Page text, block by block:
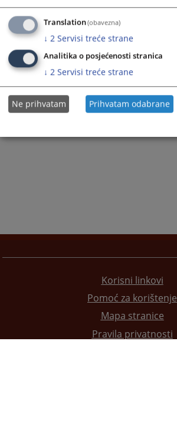
Korisni linkovi
Pomoć za korištenje
Mapa stranice
Pravila privatnosti
Translation(obavezna)
↓ 2 Servisi treće strane
Analitika o posjećenosti stranica
↓ 2 Servisi treće strane
Ne prihvatam Prihvatam odabrane